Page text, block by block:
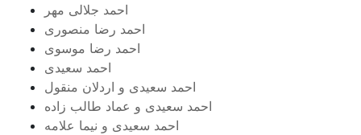
احمد جلالی مهر
احمد رضا منصوری
احمد رضا موسوی
احمد سعیدی
احمد سعیدی و اردلان منقول
احمد سعیدی و عماد طالب زاده
احمد سعیدی و نیما علامه